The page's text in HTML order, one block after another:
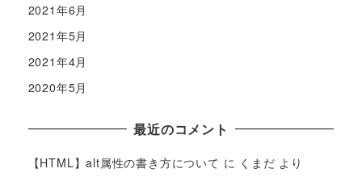
2021年6月
2021年5月
2021年4月
2020年5月
最近のコメント
【HTML】alt属性の書き方について に くまだ より